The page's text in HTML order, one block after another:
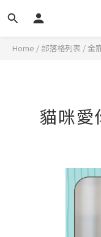
Home / 部落格列表 /金
貓咪愛